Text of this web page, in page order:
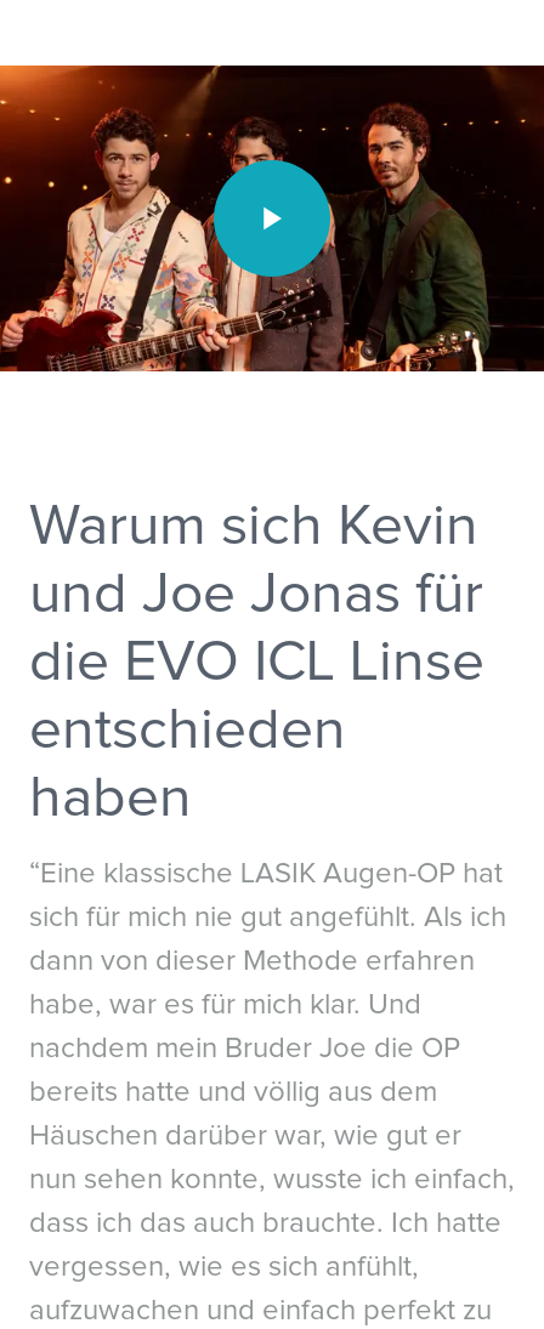
Video unavailable.
Warum sich Kevin
und Joe Jonas für
die EVO ICL Linse
entschieden
haben
“Eine klassische LASIK Augen-OP hat
sich für mich nie gut angefühlt. Als ich
dann von dieser Methode erfahren
habe, war es für mich klar. Und
nachdem mein Bruder Joe die OP
bereits hatte und völlig aus dem
Häuschen darüber war, wie gut er
nun sehen konnte, wusste ich einfach,
dass ich das auch brauchte. Ich hatte
vergessen, wie es sich anfühlt,
aufzuwachen und einfach perfekt zu
Referenzen
1. Patient Survey, STAAR Surgical ICL Data Registry, 2018
2. Sanders D. Vukich JA. Comparison of implantable collamer lens (ICL)
and laser-assisted in situ keratomileusis (LASIK) for Low Myopia. Cornea.
2006 Dec; 25(10):1139-46. Patient Survey, STAAR Surgical ICL Data Registry,
3. Naves, J.S. Carracedo, G. Cacho-Babillo, I. Diadenosine Nucleotid
Measurements as Dry-Eye Score in Patients After LASIK and ICL Surgery.